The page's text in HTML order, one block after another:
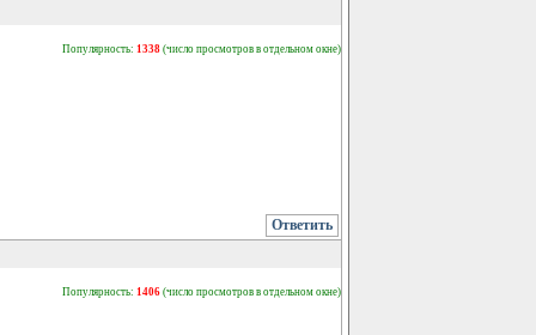
Популярность: 1338 (число просмотров в отдельном окне)
Ответить
Популярность: 1406 (число просмотров в отдельном окне)